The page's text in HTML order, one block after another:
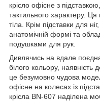
крісло офісне з
тактильного характеру. Ця
тіла. Крім підставки для
анатомічній формі та
подушками для рук.
Дивлячись на вдале
білого кольору, наявність
це безумовно чудова
офісне на колесах із
крісла BN-607 наділена